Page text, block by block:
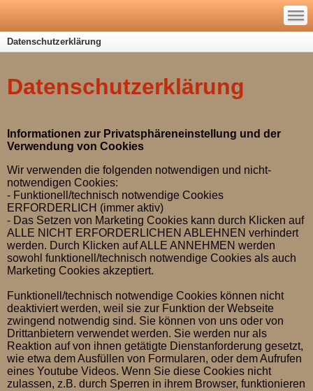
—
—
—
Datenschutzerklärung
Datenschutzerklärung
Informationen zur Privatsphäreneinstellung und der
Verwendung von Cookies
Wir verwenden die folgenden notwendigen und nicht-
notwendigen Cookies:
- Funktionell/technisch notwendige Cookies
ERFORDERLICH (immer aktiv)
- Das Setzen von Marketing Cookies kann durch Klicken auf
ALLE NICHT ERFORDERLICHEN ABLEHNEN verhindert
werden. Durch Klicken auf ALLE ANNEHMEN werden
sowohl funktionell/technisch notwendige Cookies als auch
Marketing Cookies akzeptiert.
Funktionell/technisch notwendige Cookies können nicht
deaktiviert werden, weil sie zur Funktion der Webseite
zwingend notwendig sind. Sie können von uns oder von
Drittanbietern verwendet werden. Sie werden nur als
Reaktion auf von ihnen getätigte Dienstanforderung gesetzt,
wie etwa dem Ausfüllen von Formularen, oder dem Aufrufen
eines Youtube Videos. Wenn Sie diese Cookies nicht
zulassen, z.B. durch Sperren in ihrem Browser, funktionieren